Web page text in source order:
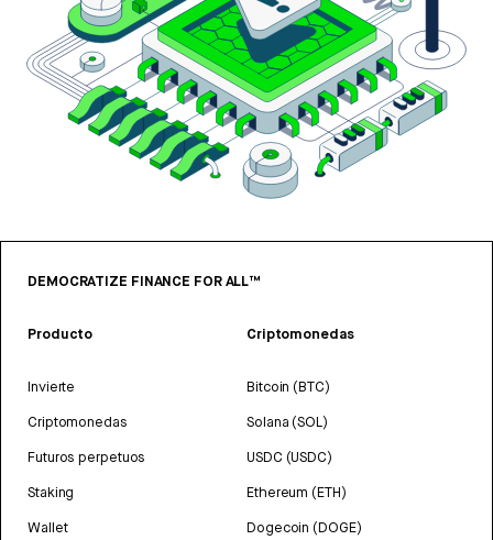
DEMOCRATIZE FINANCE FOR ALL™
Producto
Invierte
Criptomonedas
Futuros perpetuos
Staking
Wallet
Criptomonedas
Bitcoin (BTC)
Solana (SOL)
USDC (USDC)
Ethereum (ETH)
Dogecoin (DOGE)